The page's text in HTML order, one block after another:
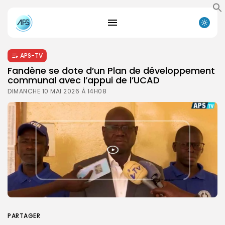
APS-TV
Fandène se dote d’un Plan de développement
communal avec l’appui de l’UCAD
DIMANCHE 10 MAI 2026 À 14H08
PARTAGER